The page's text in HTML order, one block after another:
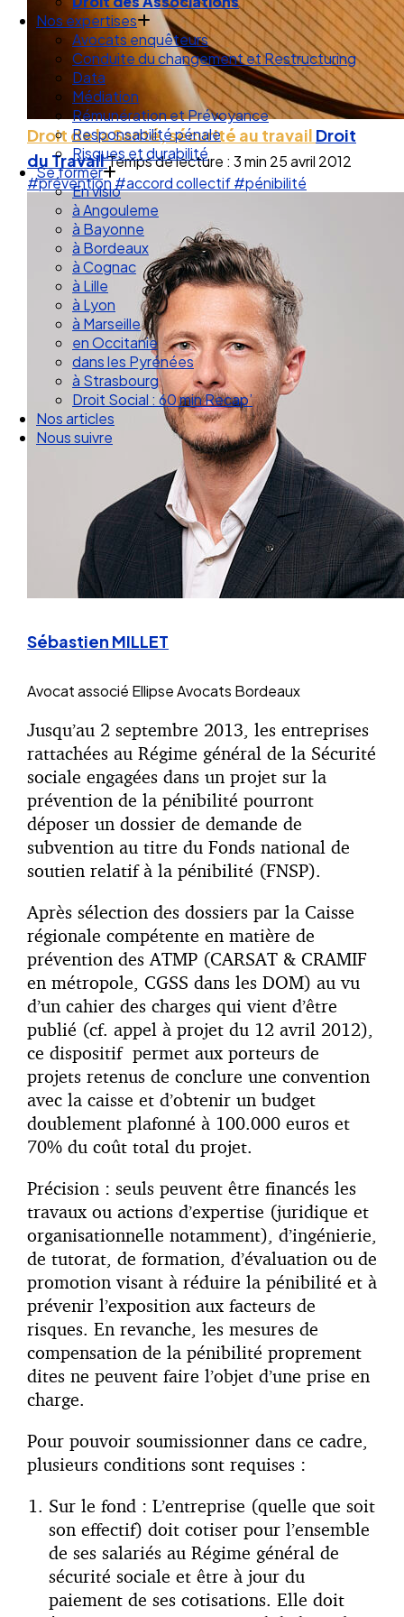
Droit des Associations
Nos expertises
Avocats enquêteurs
Conduite du changement et Restructuring
Data
Médiation
Rémunération et Prévoyance
Responsabilité pénale
Risques et durabilité
Se former
En visio
à Angouleme
à Bayonne
à Bordeaux
à Cognac
à Lille
à Lyon
à Marseille
en Occitanie
dans les Pyrénées
à Strasbourg
Droit Social : 60 min Recap’
Nos articles
Droit de la Santé, sécurité au travail Droit
du TravailTemps de lecture : 3 min 25 avril 2012
#prévention#accord collectif#pénibilité
Sébastien MILLET
Avocat associé Ellipse Avocats Bordeaux
Jusqu’au 2 septembre 2013, les entreprises
rattachées au Régime général de la Sécurité
sociale engagées dans un projet sur la
prévention de la pénibilité pourront
déposer un dossier de demande de
subvention au titre du Fonds national de
soutien relatif à la pénibilité (FNSP).
Après sélection des dossiers par la Caisse
régionale compétente en matière de
prévention des ATMP (CARSAT & CRAMIF
en métropole, CGSS dans les DOM) au vu
d’un cahier des charges qui vient d’être
publié (cf. appel à projet du 12 avril 2012),
ce dispositif permet aux porteurs de
projets retenus de conclure une convention
avec la caisse et d’obtenir un budget
doublement plafonné à 100.000 euros et
70% du coût total du projet.
Précision : seuls peuvent être financés les
travaux ou actions d’expertise (juridique et
organisationnelle notamment), d’ingénierie,
de tutorat, de formation, d’évaluation ou de
promotion visant à réduire la pénibilité et à
prévenir l’exposition aux facteurs de
risques. En revanche, les mesures de
compensation de la pénibilité proprement
dites ne peuvent faire l’objet d’une prise en
charge.
Pour pouvoir soumissionner dans ce cadre,
plusieurs conditions sont requises :
Sur le fond : L’entreprise (quelle que soit
son effectif) doit cotiser pour l’ensemble
de ses salariés au Régime général de
sécurité sociale et être à jour du
paiement de ses cotisations. Elle doit